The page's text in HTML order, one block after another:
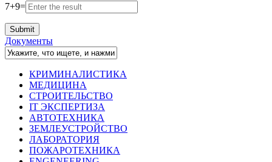
7+9=
Документы
КРИМИНАЛИСТИКА
МЕДИЦИНА
СТРОИТЕЛЬСТВО
IT ЭКСПЕРТИЗА
АВТОТЕХНИКА
ЗЕМЛЕУСТРОЙСТВО
ЛАБОРАТОРИЯ
ПОЖАРОТЕХНИКА